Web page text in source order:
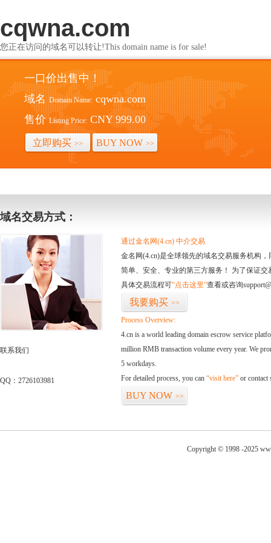
cqwna.com
您正在访问的域名可以转让!This domain name is for sale!
一口价出售中！
域名 Domain Name: cqwna.com
售价 Listing Price: CNY 999.00
立即购买 >> BUY NOW >>
域名交易方式：
联系我们
QQ：2726103981
通过金名网(4.cn) 中介交易
金名网(4.cn)是全球领先的域名交易服务机构
简单、安全、专业的第三方服务！ 为了保证
具体交易流程可“点击这里”查看或咨询
我要购买 >>
Process Overview:
4.cn is a world leading domain escrow service
million RMB transaction volume every year. We
5 workdays.
For detailed process, you can “visit here” or contact
BUY NOW >>
Copyright © 1998 -2025